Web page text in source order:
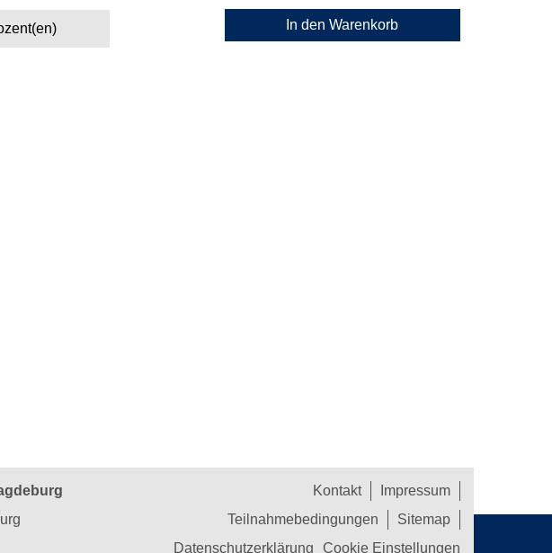
In den Warenkorb
Kontakt
Impressum
Teilnahmebedingungen
Sitemap
Datenschutzerklärung
Cookie Einstellungen